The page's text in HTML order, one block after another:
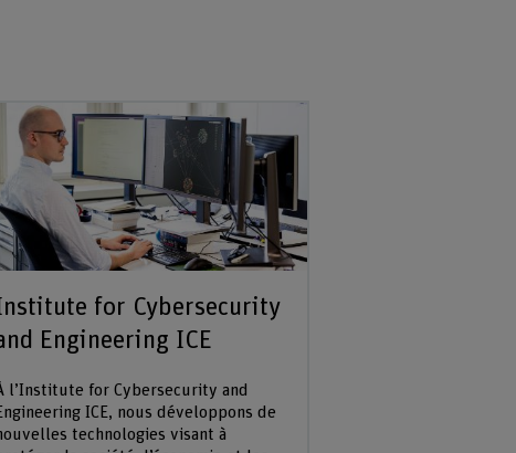
for Cybersecurity
Engineering ICE
l’Institute for Cybersecurity and
ICE, nous développons de
technologies visant à